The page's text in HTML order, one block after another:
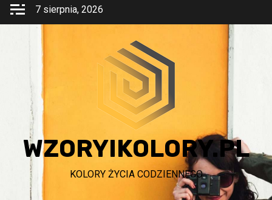
Przejdź
7 sierpnia, 2026
WZORYIKOLORY.PL
KOLORY ŻYCIA CODZIENNEGO